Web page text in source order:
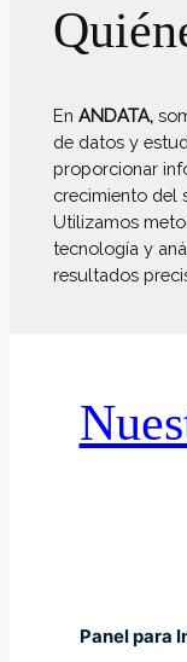
En ANDATA,
de datos y
proporcionar
crecimiento del
Utilizamos
tecnología y
resultados
Panel para